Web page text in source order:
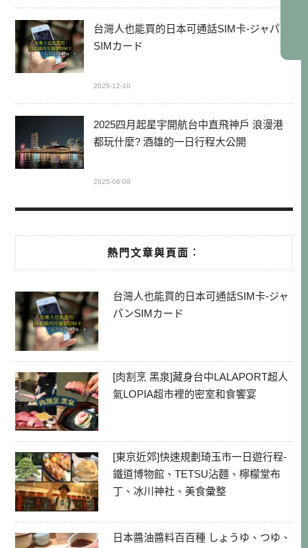
台灣人也能買的日本可通話SIM卡-ジャパン
SIMカード
2025-12-10
2025四月起星宇開航台中直飛神戶 浪漫港
都玩什麼? 酒雄的一日行程大公開
2025-06-08
熱門文章與頁面︰
台灣人也能買的日本可通話SIM卡-ジャ
パンSIMカード
[肉割烹 黑泉]藏身台中LALAPORT超人
氣LOPIA超市裡的密室和食饗宴
[東京近郊]快速規劃琦玉市一日遊行程-
鐵道博物館、TETSU沾麵、檸檬堂布
丁、冰川神社、美食彙整
日本醬油醬料百百種 しょうゆ、つゆ、